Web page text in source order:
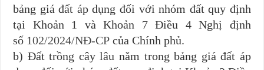
bảng giá đất áp dụng đối với nhóm đất quy định
tại Khoản 1 và Khoản 7 Điều 4 Nghị định
số 102/2024/NĐ-CP của Chính phủ.
b) Đất trồng cây lâu năm trong bảng giá đất áp